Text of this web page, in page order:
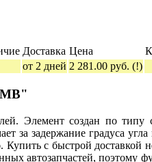
Доставка Цена
от 2 дней 2 281.00 руб. (!)
MB"
Элемент создан по
за задержание градуса
Купить с быстрой
автозапчастей,